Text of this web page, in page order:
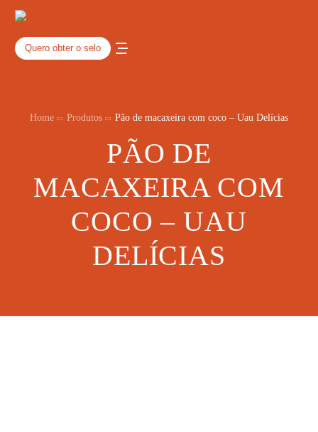
Quero obter o selo
Home Produtos Pão de macaxeira com coco – Uau Delícias
PÃO DE
MACAXEIRA COM
COCO – UAU
DELÍCIAS